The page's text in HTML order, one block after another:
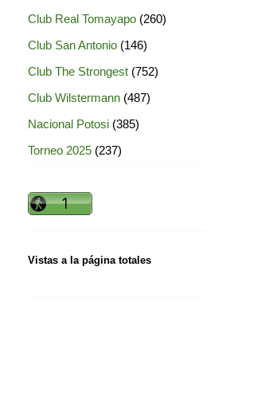
Club Real Tomayapo (260)
Club San Antonio (146)
Club The Strongest (752)
Club Wilstermann (487)
Nacional Potosi (385)
Torneo 2025 (237)
Vistas a la página totales